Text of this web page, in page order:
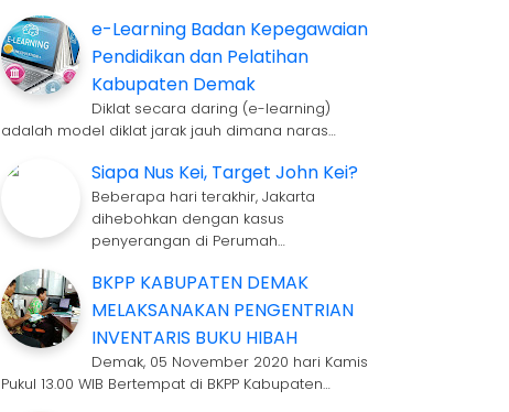
e-Learning Badan Kepegawaian
Pendidikan dan Pelatihan
Kabupaten Demak
Diklat secara daring (e-learning)
adalah model diklat jarak jauh dimana naras…
Siapa Nus Kei, Target John Kei?
Beberapa hari terakhir, Jakarta
dihebohkan dengan kasus
penyerangan di Perumah…
BKPP KABUPATEN DEMAK
MELAKSANAKAN PENGENTRIAN
INVENTARIS BUKU HIBAH
Demak, 05 November 2020 hari Kamis
Pukul 13.00 WIB Bertempat di BKPP Kabupaten…